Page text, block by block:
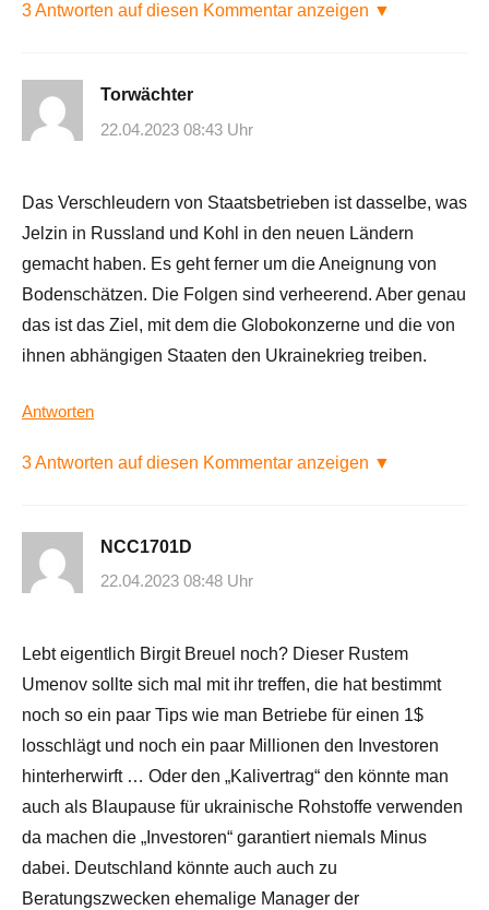
3 Antworten auf diesen Kommentar anzeigen ▼
Torwächter
22.04.2023 08:43 Uhr
Das Verschleudern von Staatsbetrieben ist dasselbe, was
Jelzin in Russland und Kohl in den neuen Ländern
gemacht haben. Es geht ferner um die Aneignung von
Bodenschätzen. Die Folgen sind verheerend. Aber genau
das ist das Ziel, mit dem die Globokonzerne und die von
ihnen abhängigen Staaten den Ukrainekrieg treiben.
Antworten
3 Antworten auf diesen Kommentar anzeigen ▼
NCC1701D
22.04.2023 08:48 Uhr
Lebt eigentlich Birgit Breuel noch? Dieser Rustem
Umenov sollte sich mal mit ihr treffen, die hat bestimmt
noch so ein paar Tips wie man Betriebe für einen 1$
losschlägt und noch ein paar Millionen den Investoren
hinterherwirft … Oder den „Kalivertrag“ den könnte man
auch als Blaupause für ukrainische Rohstoffe verwenden
da machen die „Investoren“ garantiert niemals Minus
dabei. Deutschland könnte auch auch zu
Beratungszwecken ehemalige Manager der